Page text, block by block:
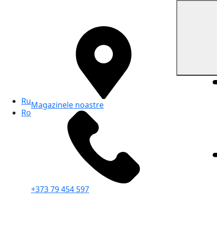
Ru
Ro
Magazinele noastre
+373 79 454 597